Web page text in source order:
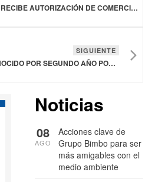
MSD SALUD ANIMAL RECIBE AUTORIZACIÓN DE COMERCIALIZACIÓN EN EUROPA PARA SU VACUNA PARA USO EN POLLOS
SIGUIENTE
GRUPO BIMBO FUE RECONOCIDO POR SEGUNDO AÑO POR SUS ACCIONES PARA MITIGAR LOS EFECTOS DEL CAMBIO CLIMÁTICO
Noticias
Acciones clave de
Grupo Bimbo para ser
más amigables con el
medio ambiente
08
AGO